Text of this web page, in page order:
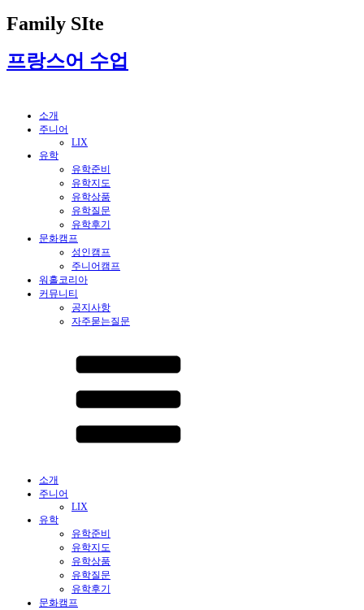
Family SIte
프랑스어 수업
소개
주니어
LIX
유학
유학준비
유학지도
유학상품
유학질문
유학후기
문화캠프
성인캠프
주니어캠프
워홀코리아
커뮤니티
공지사항
자주묻는질문
소개
주니어
LIX
유학
유학준비
유학지도
유학상품
유학질문
유학후기
문화캠프